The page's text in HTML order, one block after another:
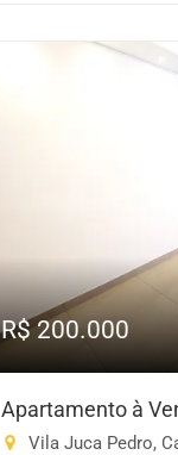
R$ 200.000
Apartamento à
Vila Juca Pedro,